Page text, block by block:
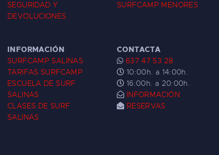
SEGURIDAD Y
DEVOLUCIONES
SURFCAMP MENORES
INFORMACIÓN
SURFCAMP SALINAS
TARIFAS SURFCAMP
ESCUELA DE SURF
SALINAS
CLASES DE SURF
SALINAS
CONTACTA
637 47 53 28
10:00h. a 14:00h.
16:00h. a 20:00h.
INFORMACIÓN
RESERVAS